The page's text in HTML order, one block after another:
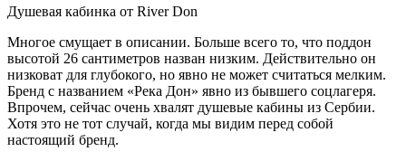
Душевая кабинка от River Don
Многое смущает в описании. Больше всего то, что поддон
высотой 26 сантиметров назван низким. Действительно он
низковат для глубокого, но явно не может считаться мелким.
Бренд с названием «Река Дон» явно из бывшего соцлагеря.
Впрочем, сейчас очень хвалят душевые кабины из Сербии.
Хотя это не тот случай, когда мы видим перед собой
настоящий бренд.